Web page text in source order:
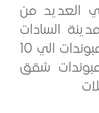
من
حيث وصل عدد الكمبوندات الي 10
شقق